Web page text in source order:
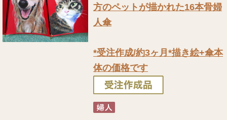
方のペットが描かれた16本骨婦
人傘
*受注作成/約3ヶ月*描き絵+傘本
体の価格です